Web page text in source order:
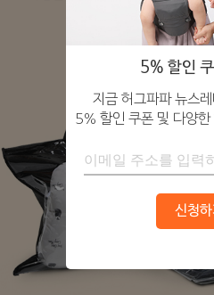
5% 할인 쿠
지금 허그파파 뉴스
5% 할인 쿠폰 및 다양
신청하